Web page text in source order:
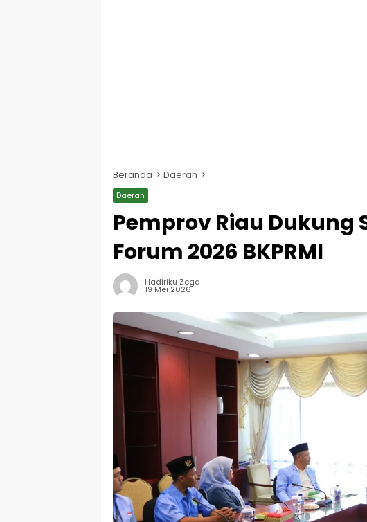
Beranda Daerah
Daerah
Pemprov Riau Dukung
Forum 2026 BKPRMI
Hadiriku Zega
19 Mei 2026